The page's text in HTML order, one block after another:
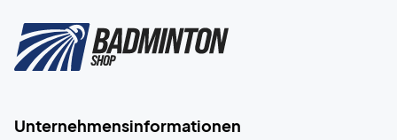
Unternehmensinformationen